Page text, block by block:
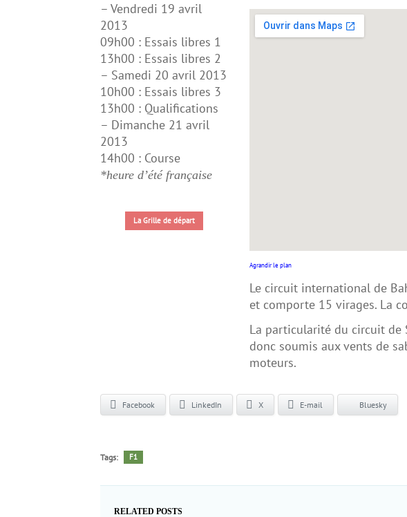
– Vendredi 19 avril
2013
09h00 : Essais libres 1
13h00 : Essais libres 2
– Samedi 20 avril 2013
10h00 : Essais libres 3
13h00 : Qualifications
– Dimanche 21 avril
2013
14h00 : Course
*heure d’été française
La Grille de départ
Agrandir le plan
Le circuit international de
et comporte 15 virages. La
La particularité du circuit de
donc soumis aux vents de
moteurs.
Facebook LinkedIn X E-mail Bluesky
Tags: F1
RELATED POSTS